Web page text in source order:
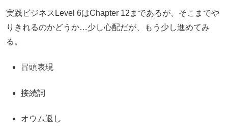
実践ビジネスLevel 6はChapter 12まであるが、そこまでや
りきれるのかどうか…少し心配だが、もう少し進めてみ
る。
冒頭表現
接続詞
オウム返し